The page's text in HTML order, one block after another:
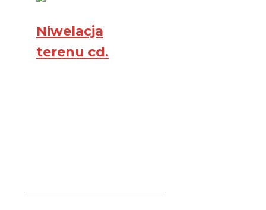
Niwelacja
terenu cd.